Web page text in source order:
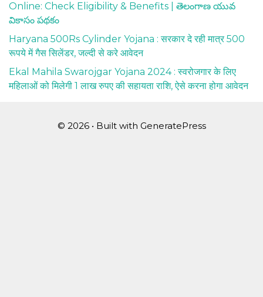
Online: Check Eligibility & Benefits | తెలంగాణ యువ
వికాసం పథకం
Haryana 500Rs Cylinder Yojana : सरकार दे रही मात्र 500
रूपये में गैस सिलेंडर, जल्दी से करे आवेदन
Ekal Mahila Swarojgar Yojana 2024 : स्वरोजगार के लिए
महिलाओं को मिलेगी 1 लाख रुपए की सहायता राशि, ऐसे करना होगा आवेदन
© 2026 • Built with GeneratePress